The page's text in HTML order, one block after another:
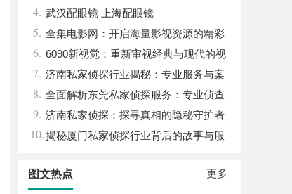
4. 武汉配眼镜 上海配眼镜
5. 全集电影网：开启海量影视资源的精彩
世界体验
6. 6090新视觉：重新审视经典与现代的视
觉盛宴
7. 济南私家侦探行业揭秘：专业服务与案
件解析全方位指南
8. 全面解析东莞私家侦探服务：专业侦查
助您解决各种疑难问题
9. 济南私家侦探：探寻真相的隐秘守护者
10.揭秘厦门私家侦探行业背后的故事与服
更多
图文热点